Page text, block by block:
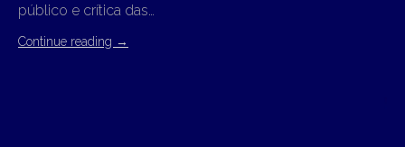
público e crítica das…
Continue reading →